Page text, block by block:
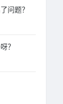
问题？
？